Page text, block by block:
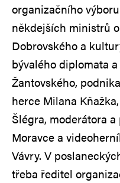
organizačního
někdejších ministrů
Dobrovského a
bývalého diplomata
Žantovského,
herce Milana
Šlégra, moderátora
Moravce a
Vávry. V
třeba ředitel